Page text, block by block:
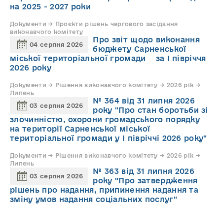
на 2025 - 2027 роки
Документи → Проєкти рішень чергового засідання
виконавчого комітету
04 серпня 2026
Про звіт щодо виконання
бюджету Сарненської
міської територіальної громади за І півріччя
2026 року
Документи → Рішення виконавчого комітету → 2026 рік →
Липень
03 серпня 2026
№ 364 від 31 липня 2026
року "Про стан боротьби зі
злочинністю, охорони громадського порядку
на території Сарненської міської
територіальної громади у І півріччі 2026 року"
Документи → Рішення виконавчого комітету → 2026 рік →
Липень
03 серпня 2026
№ 363 від 31 липня 2026
року "Про затвердження
рішень про надання, припинення надання та
зміну умов надання соціальних послуг"